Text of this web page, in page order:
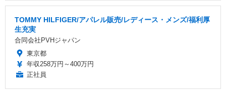
TOMMY HILFIGER/アパレル販売/レディース・メンズ/福利厚
生充実
合同会社PVHジャパン
東京都
年収258万円～400万円
正社員